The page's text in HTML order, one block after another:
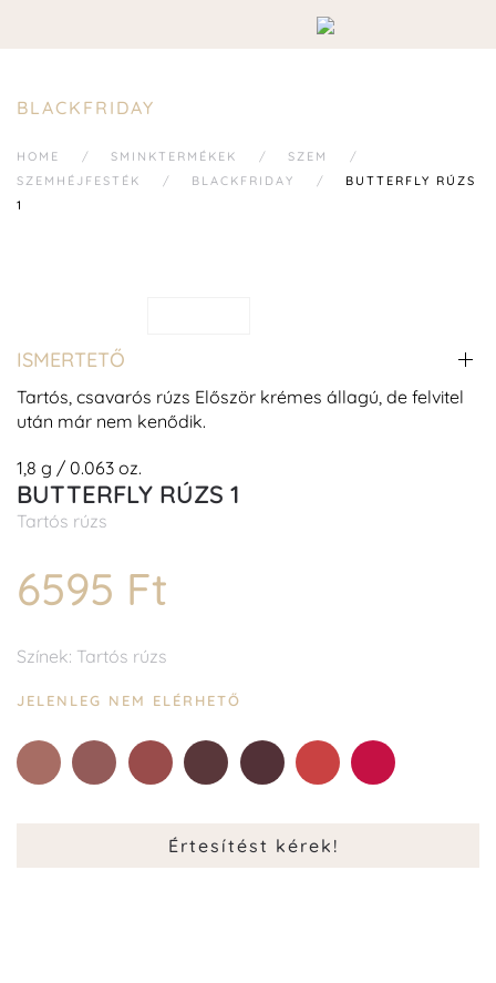
BLACKFRIDAY
HOME SMINKTERMÉKEK
SZEM
SZEMHÉJFESTÉK
BLACKFRIDAY
BUTTERFLY RÚZS
1
ISMERTETŐ
Tartós, csavarós rúzs Először krémes állagú, de felvitel
után már nem kenődik.
1,8 g / 0.063 oz.
BUTTERFLY RÚZS 1
Tartós rúzs
6595 Ft
Színek: Tartós rúzs
JELENLEG NEM ELÉRHETŐ
Értesítést kérek!